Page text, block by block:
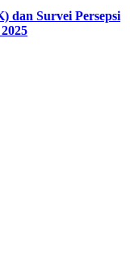
dan Survei Persepsi